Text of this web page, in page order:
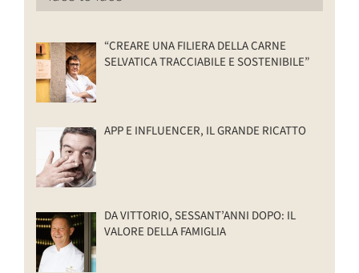
“CREARE UNA FILIERA DELLA CARNE
SELVATICA TRACCIABILE E SOSTENIBILE”
APP E INFLUENCER, IL GRANDE RICATTO
DA VITTORIO, SESSANT’ANNI DOPO: IL
VALORE DELLA FAMIGLIA